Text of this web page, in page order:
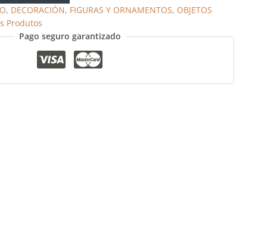
, DECORACIÓN, FIGURAS Y ORNAMENTOS, OBJETOS
Produtos
Pago seguro garantizado